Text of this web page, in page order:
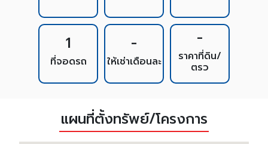
1
ที่จอดรถ
-
ให้เช่าเดือนละ
-
ราคาที่ดิน/
ตรว
แผนที่ตั้งทรัพย์/โครงการ